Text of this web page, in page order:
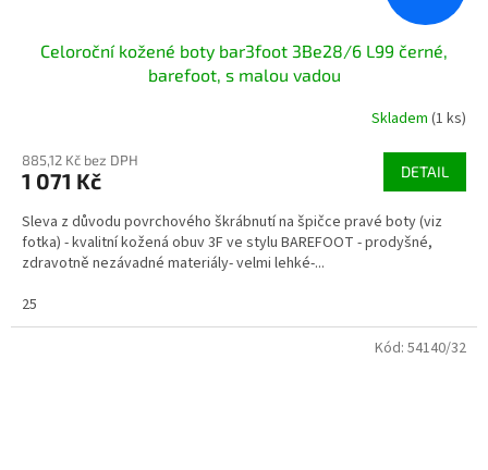
Celoroční kožené boty bar3foot 3Be28/6 L99 černé,
barefoot, s malou vadou
Skladem (1 ks)
885,12 Kč bez DPH
1 071 Kč DETAIL
Sleva z důvodu povrchového škrábnutí na špičce pravé boty (viz
fotka) - kvalitní kožená obuv 3F ve stylu BAREFOOT - prodyšné,
zdravotně nezávadné materiály- velmi lehké-...
25
Kód: 54140/32